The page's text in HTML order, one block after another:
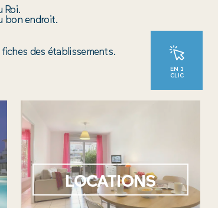
EN 1
CLIC
Roi.
bon endroit.
des établissements.
LOCATIONS
PARTICULIER À
PARTICULIER